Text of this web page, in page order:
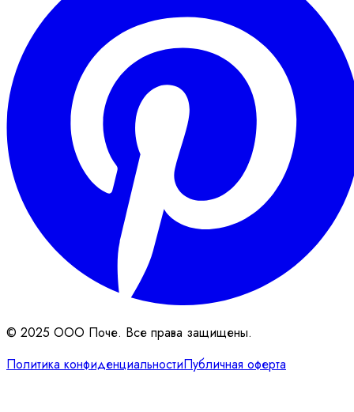
© 2025 ООО Поче. Все права защищены.
Политика конфиденциальностиПубличная оферта